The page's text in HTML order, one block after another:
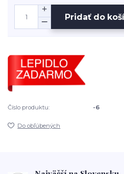
Pridať do
Číslo produktu: -6
Do obľúbených